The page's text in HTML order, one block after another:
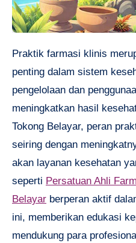
Praktik farmasi klinis merupakan salah satu aspek
penting dalam sistem
pengelolaan dan
meningkatkan hasil
Tokong Belayar, peran
seiring dengan
akan layanan kesehatan
seperti Persatuan Ahli
Belayar berperan aktif
ini, memberikan edukasi
mendukung para